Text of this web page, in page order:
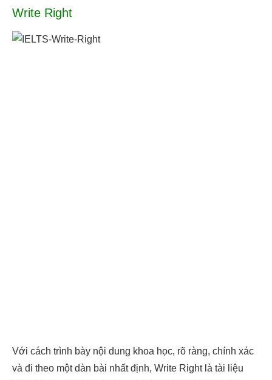
Write Right
Với cách trình bày nội dung khoa học, rõ ràng, chính xác
và đi theo một dàn bài nhất định, Write Right là tài liệu